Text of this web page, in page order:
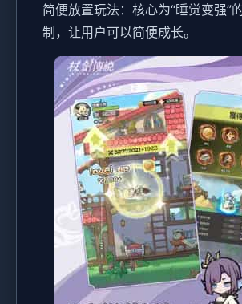
简便放置玩法：核心为“睡觉变强”
制，让用户可以简便成长。